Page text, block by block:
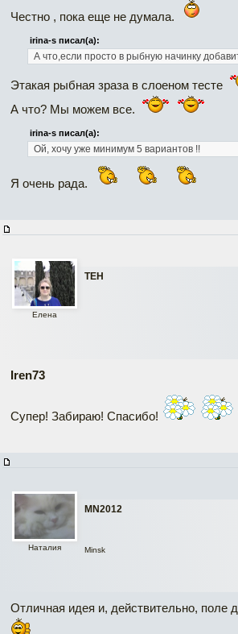
Честно , пока еще не думала.
irina-s писал(а):
А что,если просто в рыбную начинку
Этакая рыбная зраза в слоеном тесте
А что? Мы можем все.
irina-s писал(а):
Ой, хочу уже минимум 5 вариантов !!
Я очень рада.
ТЕН
Елена
Iren73
Супер! Забираю! Спасибо!
MN2012
Наталия Minsk
Отличная идея и, действительно, поле